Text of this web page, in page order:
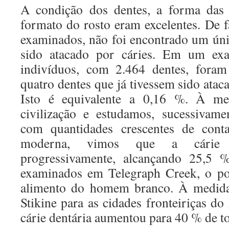
A condição dos dentes, a forma das
formato do rosto eram excelentes. De
examinados, não foi encontrado um
sido atacado por cáries. Em um
indivíduos, com 2.464 dentes, foram
quatro dentes que já tivessem sido
Isto é equivalente a 0,16 %. À
civilização e estudamos,
com quantidades crescentes de
moderna, vimos que a cárie
progressivamente, alcançando 25,5
examinados em Telegraph Creek, o
alimento do homem branco. À
Stikine para as cidades fronteiriças
cárie dentária aumentou para 40 % de